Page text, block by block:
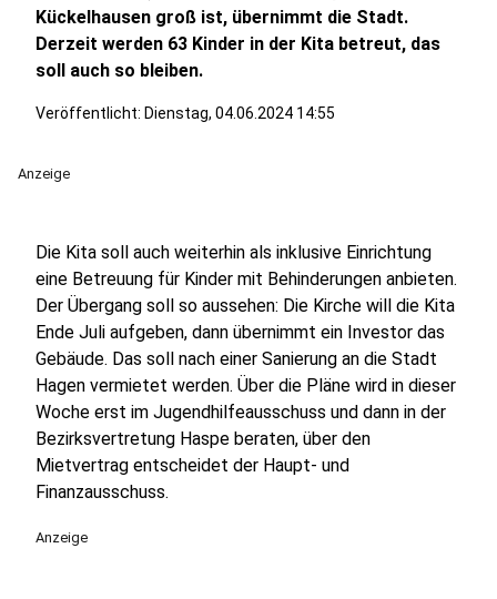
Kückelhausen groß ist, übernimmt die Stadt.
Derzeit werden 63 Kinder in der Kita betreut, das
soll auch so bleiben.
Veröffentlicht: Dienstag, 04.06.2024 14:55
Anzeige
Die Kita soll auch weiterhin als inklusive Einrichtung
eine Betreuung für Kinder mit Behinderungen anbieten.
Der Übergang soll so aussehen: Die Kirche will die Kita
Ende Juli aufgeben, dann übernimmt ein Investor das
Gebäude. Das soll nach einer Sanierung an die Stadt
Hagen vermietet werden. Über die Pläne wird in dieser
Woche erst im Jugendhilfeausschuss und dann in der
Bezirksvertretung Haspe beraten, über den
Mietvertrag entscheidet der Haupt- und
Finanzausschuss.
Anzeige